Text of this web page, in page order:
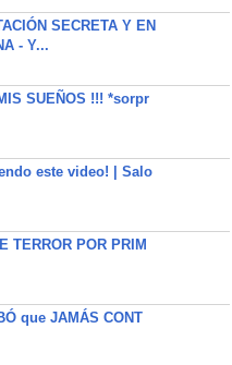
SECRETA Y EN
- Y...
SUEÑOS !!! *sorpr
este video! | Salo
TERROR POR PRIM
que JAMÁS CONT